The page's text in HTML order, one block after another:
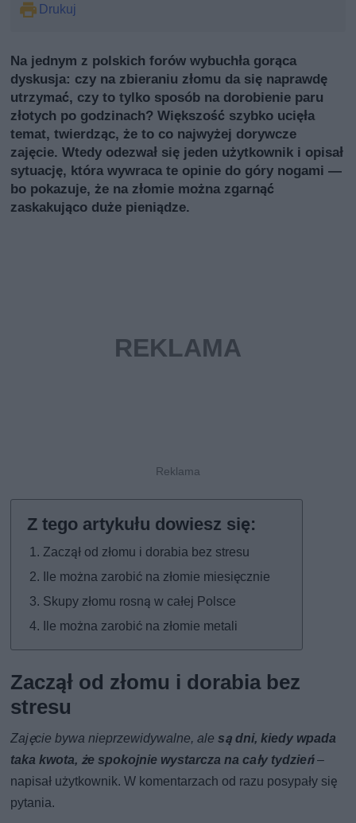
Drukuj
Na jednym z polskich forów wybuchła gorąca
dyskusja: czy na zbieraniu złomu da się naprawdę
utrzymać, czy to tylko sposób na dorobienie paru
złotych po godzinach? Większość szybko ucięła
temat, twierdząc, że to co najwyżej dorywcze
zajęcie. Wtedy odezwał się jeden użytkownik i opisał
sytuację, która wywraca te opinie do góry nogami —
bo pokazuje, że na złomie można zgarnąć
zaskakująco duże pieniądze.
Zaczął od złomu i dorabia bez stresu
Ile można zarobić na złomie miesięcznie
Skupy złomu rosną w całej Polsce
Ile można zarobić na złomie metali
Zaczął od złomu i dorabia bez
stresu
Zajęcie bywa nieprzewidywalne, alesą dni, kiedy wpada
taka kwota, że spokojnie wystarcza na cały tydzień–
napisał użytkownik. W komentarzach od razu posypały się
pytania.